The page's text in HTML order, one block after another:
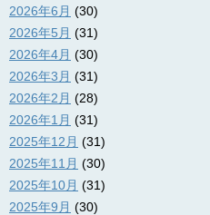
2026年6月 (30)
2026年5月 (31)
2026年4月 (30)
2026年3月 (31)
2026年2月 (28)
2026年1月 (31)
2025年12月 (31)
2025年11月 (30)
2025年10月 (31)
2025年9月 (30)